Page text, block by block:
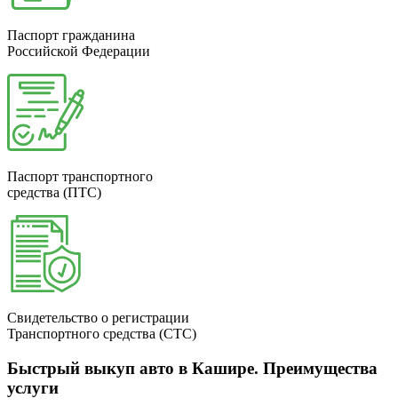
Паспорт гражданина
Российской Федерации
Паспорт транспортного
средства (ПТС)
Свидетельство о регистрации
Транспортного средства (СТС)
Быстрый выкуп авто в Кашире. Преимущества
услуги